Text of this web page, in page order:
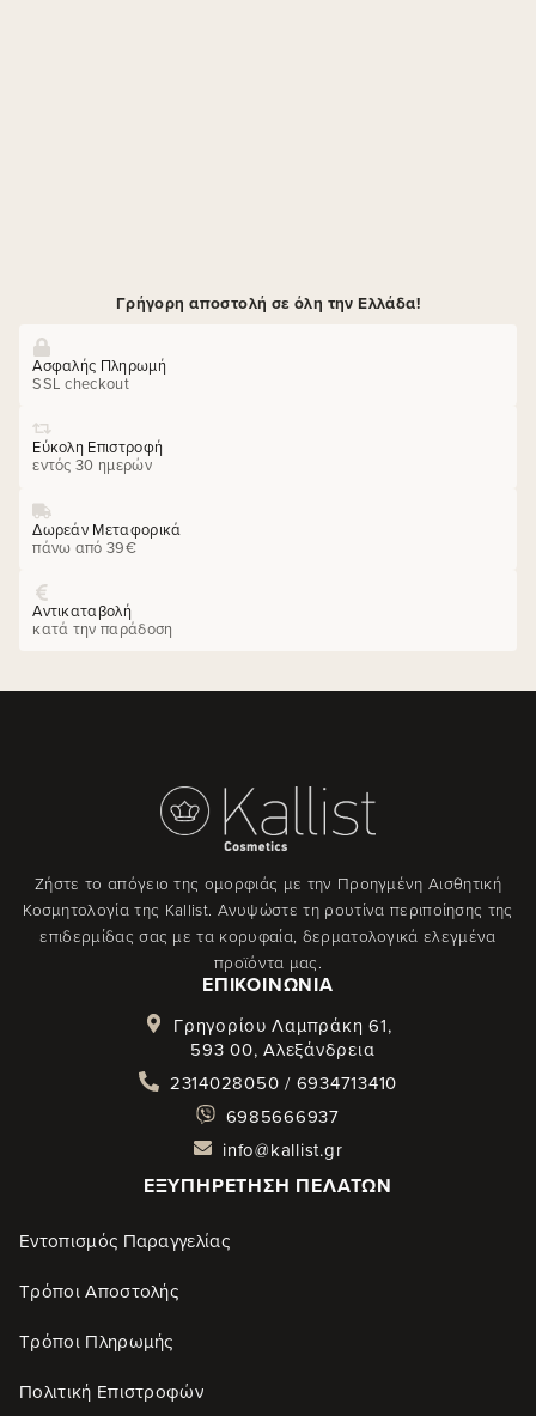
Γρήγορη αποστολή σε όλη την Ελλάδα!
Ασφαλής Πληρωμή
SSL checkout
Εύκολη Επιστροφή
εντός 30 ημερών
Δωρεάν Μεταφορικά
πάνω από 39€
Αντικαταβολή
κατά την παράδοση
Ζήστε το απόγειο της ομορφιάς με την Προηγμένη Αισθητική
Κοσμητολογία της Kallist. Ανυψώστε τη ρουτίνα περιποίησης της
επιδερμίδας σας με τα κορυφαία, δερματολογικά ελεγμένα
προϊόντα μας.
ΕΠΙΚΟΙΝΩΝΊΑ
Γρηγορίου Λαμπράκη 61,
593 00, Αλεξάνδρεια
2314028050 / 6934713410
6985666937
info@kallist.gr
ΕΞΥΠΗΡΈΤΗΣΗ ΠΕΛΑΤΏΝ
Εντοπισμός Παραγγελίας
Τρόποι Αποστολής
Τρόποι Πληρωμής
Πολιτική Επιστροφών